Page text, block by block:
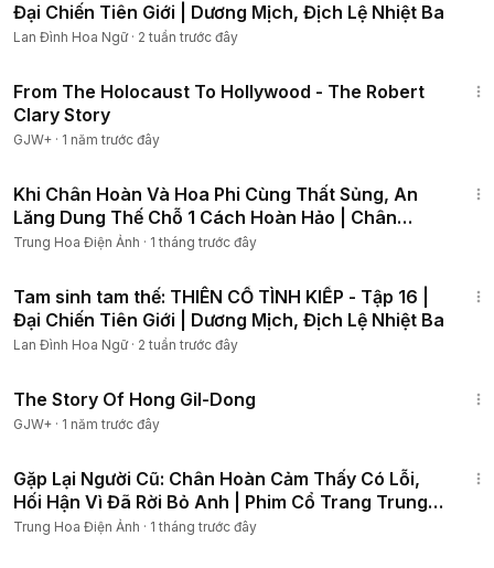
Đại Chiến Tiên Giới | Dương Mịch, Địch Lệ Nhiệt Ba
Lan Đình Hoa Ngữ· 2 tuần trước đây
From The Holocaust To Hollywood - The Robert
Clary Story
GJW+ · 1 năm trước đây
Khi Chân Hoàn Và Hoa Phi Cùng Thất Sủng, An
Lăng Dung Thế Chỗ 1 Cách Hoàn Hảo | Chân
Hoàn Truyện 4K
Trung Hoa Điện Ảnh · 1 tháng trước đây
Tam sinh tam thế: THIÊN CỔ TÌNH KIẾP - Tập 16 |
Đại Chiến Tiên Giới | Dương Mịch, Địch Lệ Nhiệt Ba
Lan Đình Hoa Ngữ· 2 tuần trước đây
The Story Of Hong Gil-Dong
GJW+ · 1 năm trước đây
Gặp Lại Người Cũ: Chân Hoàn Cảm Thấy Có Lỗi,
Hối Hận Vì Đã Rời Bỏ Anh | Phim Cổ Trang Trung
Quốc 4K
Trung Hoa Điện Ảnh · 1 tháng trước đây